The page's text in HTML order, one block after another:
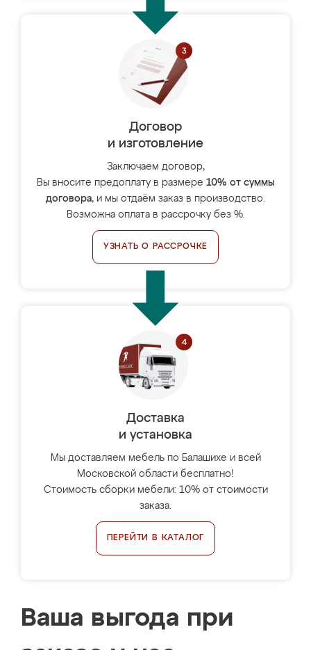
Договор
и изготовление
Заключаем договор,
Вы вносите предоплату в размере 10% от суммы
договора, и мы отдаём заказ в производство.
Возможна оплата в рассрочку без %.
УЗНАТЬ О РАССРОЧКЕ
Доставка
и установка
Мы доставляем мебель по Балашихе и всей
Московской области бесплатно!
Стоимость сборки мебели: 10% от стоимости
заказа.
ПЕРЕЙТИ В КАТАЛОГ
Ваша выгода при